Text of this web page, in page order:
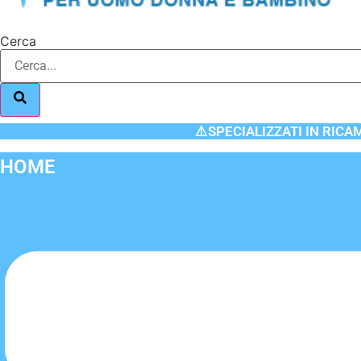
Cerca
⚠️SPECIALIZZATI IN
HOME